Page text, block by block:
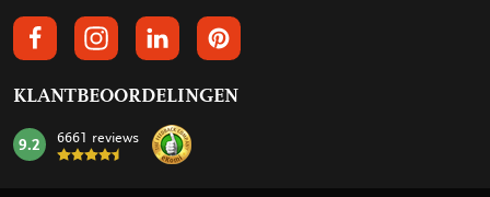
VOLGS ONS OP FACEBOOK
VOLG ONS OP INSTAGRAM
VOLG ONS OP LINKEDIN
VOLG ONS OP PINTEREST
KLANTBEOORDELINGEN
mark:
9.2 6661 reviews